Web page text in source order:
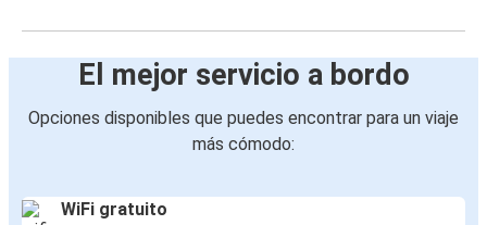
El mejor servicio a bordo
Opciones disponibles que puedes encontrar para un viaje
más cómodo:
WiFi gratuito